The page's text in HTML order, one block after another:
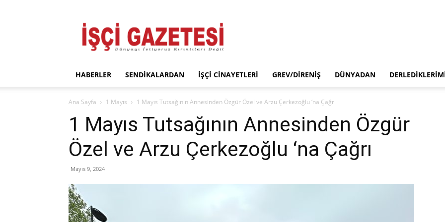
Gazetesi
HABERLER SENDIKALARDAN İŞÇI CINAYETLERI GREV/DIRENIŞ DÜNYADAN
Ana Sayfa 1 Mayıs 1 Mayıs Tutsağının Annesinden Özgür Özel ve Arzu Çerkezoğlu ‘na Çağrı
1 Mayıs Tutsağının Annesinden Özgür
Özel ve Arzu Çerkezoğlu ‘na Çağrı
Mayıs 9, 2024